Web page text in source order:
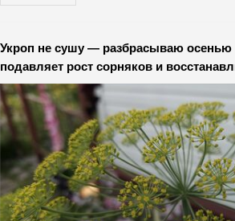
Укроп не сушу — разбрасываю осенью
подавляет рост сорняков и